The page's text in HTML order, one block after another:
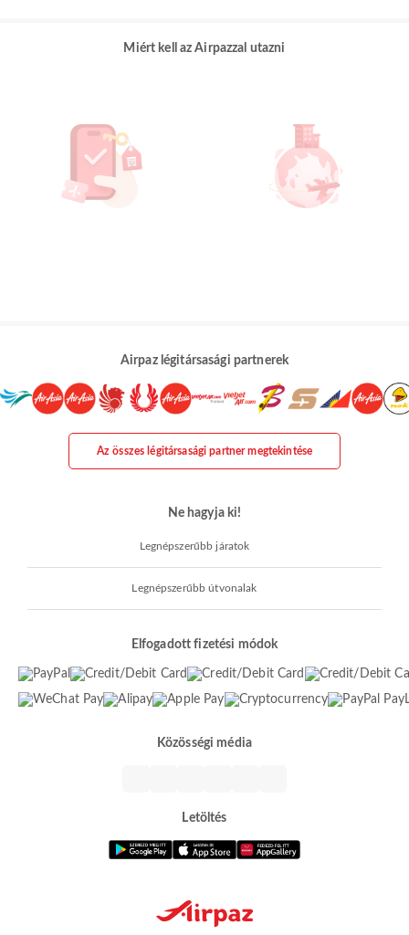
Miért kell az Airpazzal utazni
Airpaz légitársasági partnerek
Az összes légitársasági partner megtekintése
Ne hagyja ki!
Legnépszerűbb járatok
Legnépszerűbb útvonalak
Elfogadott fizetési módok
Közösségi média
Letöltés